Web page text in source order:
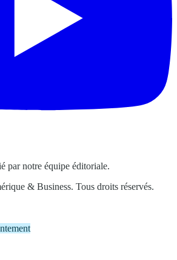
par notre équipe éditoriale.
& Business. Tous droits réservés.